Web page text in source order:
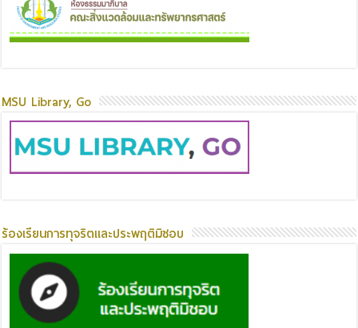
MSU Library, Go
ร้องเรียนการทุจริตและประพฤติมิชอบ